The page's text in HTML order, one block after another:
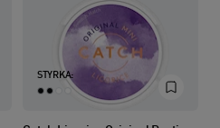
STYRKA: